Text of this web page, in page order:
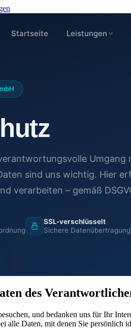
Startseite Leistungen
Umgang
sind uns wichtig. Hier
verarbeiten – gemäß
SSL-verschlüsselt
Sichere Datenübertragung
des
und bedanken uns für Ihr
alle Daten, mit denen Sie persönlich